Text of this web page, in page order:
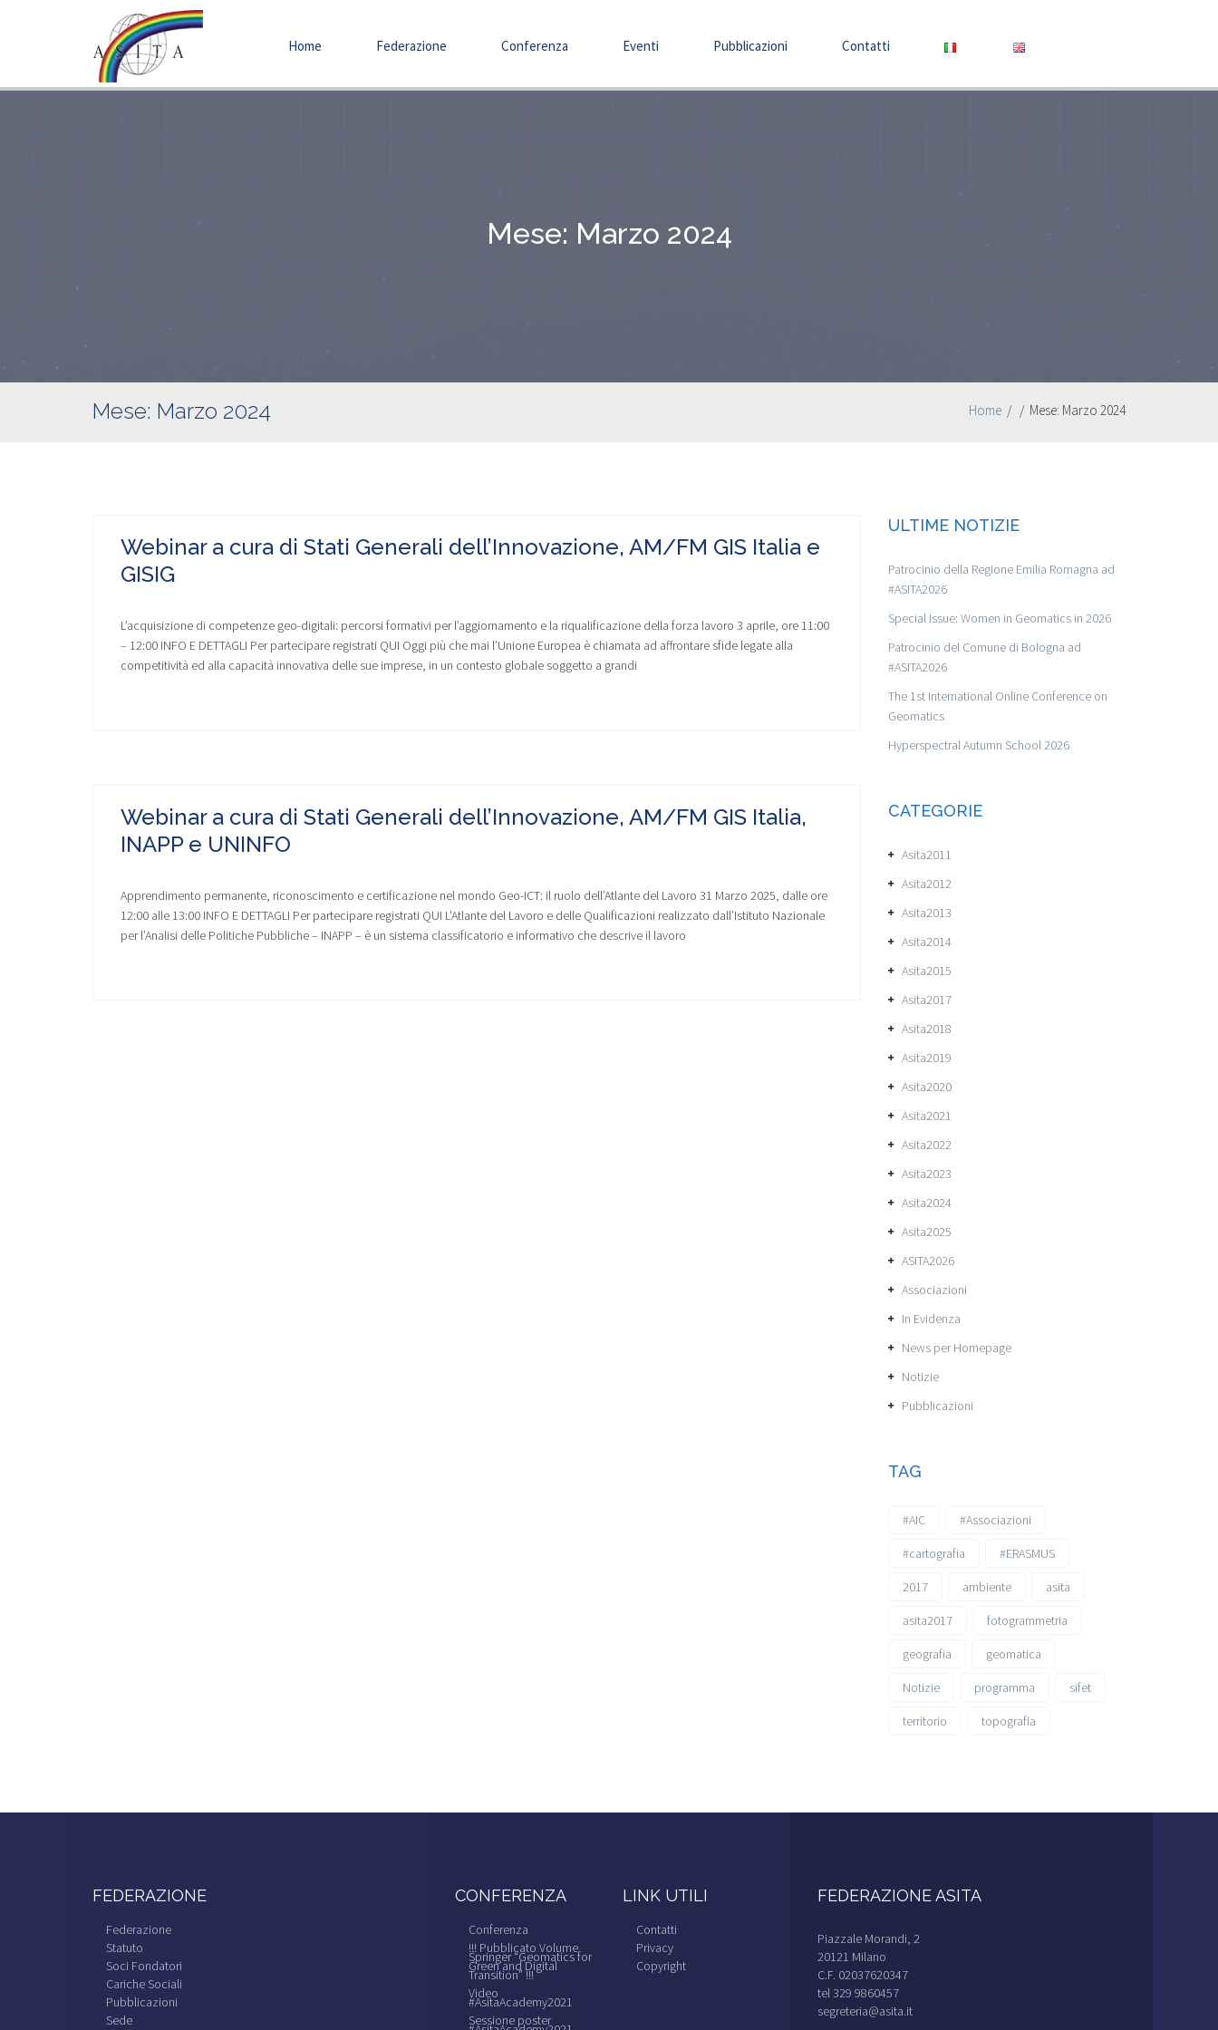
Home Federazione Conferenza Eventi Pubblicazioni Contatti
Mese: Marzo 2024
Mese: Marzo 2024 Home / / Mese: Marzo 2024
Webinar a cura di Stati Generali dell’Innovazione, AM/FM GIS Italia e
GISIG
L’acquisizione di competenze geo-digitali: percorsi formativi per l’aggiornamento e la riqualificazione della forza lavoro 3 aprile, ore 11:00
– 12:00 INFO E DETTAGLI Per partecipare registrati QUI Oggi più che mai l’Unione Europea è chiamata ad affrontare sfide legate alla
competitività ed alla capacità innovativa delle sue imprese, in un contesto globale soggetto a grandi
Webinar a cura di Stati Generali dell’Innovazione, AM/FM GIS Italia,
INAPP e UNINFO
Apprendimento permanente, riconoscimento e certificazione nel mondo Geo-ICT: il ruolo dell’Atlante del Lavoro 31 Marzo 2025, dalle ore
12:00 alle 13:00 INFO E DETTAGLI Per partecipare registrati QUI L’Atlante del Lavoro e delle Qualificazioni realizzato dall’Istituto Nazionale
per l’Analisi delle Politiche Pubbliche – INAPP – è un sistema classificatorio e informativo che descrive il lavoro
ULTIME NOTIZIE
Patrocinio della Regione Emilia Romagna ad
#ASITA2026
Special Issue: Women in Geomatics in 2026
Patrocinio del Comune di Bologna ad
#ASITA2026
The 1st International Online Conference on
Geomatics
Hyperspectral Autumn School 2026
CATEGORIE
Asita2011
Asita2012
Asita2013
Asita2014
Asita2015
Asita2017
Asita2018
Asita2019
Asita2020
Asita2021
Asita2022
Asita2023
Asita2024
Asita2025
ASITA2026
Associazioni
In Evidenza
News per Homepage
Notizie
Pubblicazioni
TAG
#AIC #Associazioni
#cartografia #ERASMUS
2017 ambiente asita
asita2017 fotogrammetria
geografia geomatica
Notizie programma sifet
territorio topografia
FEDERAZIONE
Federazione
Statuto
Soci Fondatori
Cariche Sociali
Pubblicazioni
Sede
CONFERENZA
Conferenza
!!! Pubblicato Volume
Springer “Geomatics for
Green and Digital
Transition” !!!
Video
#AsitaAcademy2021
Sessione poster
LINK UTILI
Contatti
Privacy
Copyright
FEDERAZIONE ASITA
Piazzale Morandi, 2
20121 Milano
C.F. 02037620347
tel 329 9860457
segreteria@asita.it